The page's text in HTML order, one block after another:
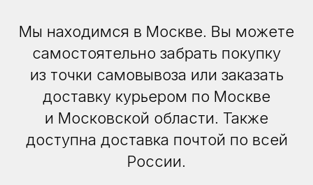
Мы находимся в Москве. Вы можете
самостоятельно забрать покупку
из точки самовывоза или заказать
доставку курьером по Москве
и Московской области. Также
доступна доставка почтой по всей
России.